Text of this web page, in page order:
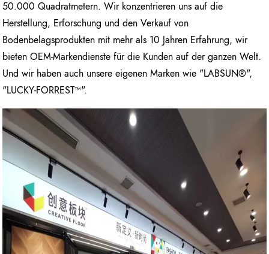
50.000 Quadratmetern. Wir konzentrieren uns auf die
Herstellung, Erforschung und den Verkauf von
Bodenbelagsprodukten mit mehr als 10 Jahren Erfahrung, wir
bieten OEM-Markendienste für die Kunden auf der ganzen Welt.
Und wir haben auch unsere eigenen Marken wie "LABSUN®",
"LUCKY-FORREST™".